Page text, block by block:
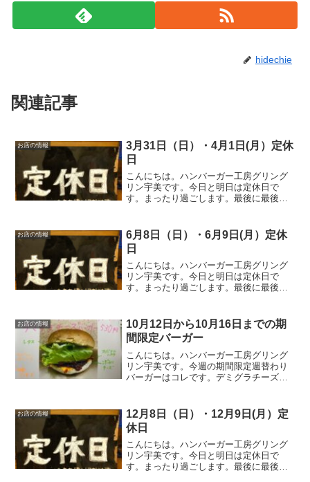
hidechie
関連記事
お店の情報
3月31日（日）・4月1日(月）定休
日
こんにちは。ハンバーガー工房グリング
リン宇美です。今日と明日は定休日で
す。まったり過ごします。最後に最後ま
になりますように😊いってらっしゃい。
お店の情報
6月8日（日）・6月9日(月）定休
日
こんにちは。ハンバーガー工房グリング
リン宇美です。今日と明日は定休日で
す。まったり過ごします。最後に最後ま
になりますように😊いってらっしゃい。
お店の情報
10月12日から10月16日までの期
間限定バーガー
こんにちは。ハンバーガー工房グリング
リン宇美です。今週の期間限定週替わり
バーガーはコレです。デミグラチーズバ
ンUMI秘伝のデミグラスソースをかけレ
タスとバンズで挟んだら美...
お店の情報
12月8日（日）・12月9日(月）定
休日
こんにちは。ハンバーガー工房グリング
リン宇美です。今日と明日は定休日で
す。まったり過ごします。最後に最後ま